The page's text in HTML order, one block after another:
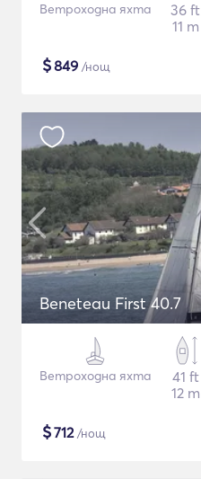
Ветроходна яхта
36 ft
11 m
$849 /нощ
Beneteau First 40.7
Ветроходна яхта
41 ft
12 m
$712/нощ